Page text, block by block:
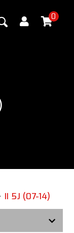
0
II 5J (07-14)